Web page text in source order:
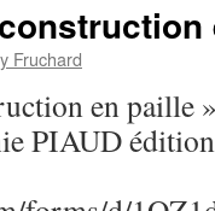
Fruchard
en paille
PIAUD